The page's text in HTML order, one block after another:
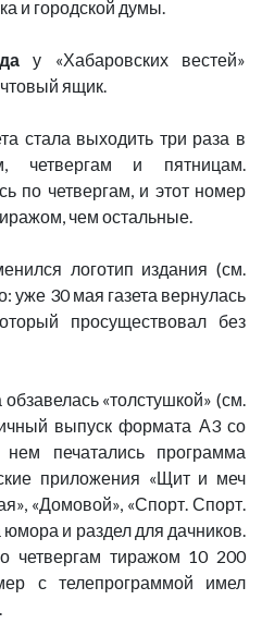
и городской думы.
у «Хабаровских вестей»
ящик.
стала выходить три раза в
четвергам и пятницам.
по четвергам, и этот номер
чем остальные.
логотип издания (см.
уже 30 мая газета вернулась
просуществовал без
обзавелась «толстушкой» (см.
выпуск формата А3 со
печатались программа
приложения «Щит и меч
«Домовой», «Спорт. Спорт.
юмора и раздел для дачников.
четвергам тиражом 10 200
с телепрограммой имел